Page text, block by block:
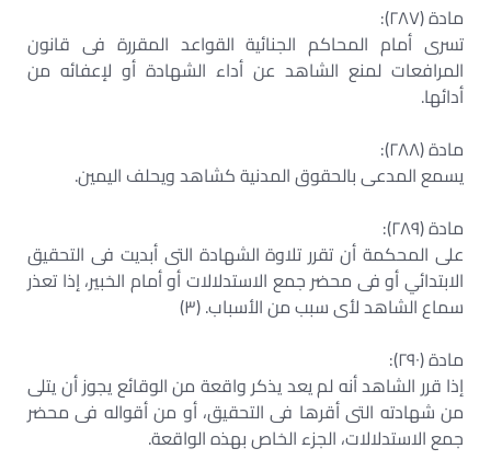
مادة (٢٨٧):
تسرى أمام المحاكم الجنائية القواعد المقررة فى قانون
المرافعات لمنع الشاهد عن أداء الشهادة أو لإعفائه من
أدائها.
مادة (٢٨٨):
يسمع المدعى بالحقوق المدنية كشاهد ويحلف اليمين.
مادة (٢٨٩):
على المحكمة أن تقرر تلاوة الشهادة التى أبديت فى التحقيق
الابتدائي أو فى محضر جمع الاستدلالات أو أمام الخبير، إذا تعذر
سماع الشاهد لأى سبب من الأسباب. (٣)
مادة (٢٩٠):
إذا قرر الشاهد أنه لم يعد يذكر واقعة من الوقائع يجوز أن يتلى
من شهادته التى أقرها فى التحقيق، أو من أقواله فى محضر
جمع الاستدلالات، الجزء الخاص بهذه الواقعة.